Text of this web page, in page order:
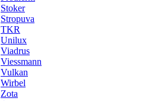
Stoker
Stropuva
TKR
Unilux
Viadrus
Viessmann
Vulkan
Wirbel
Zota